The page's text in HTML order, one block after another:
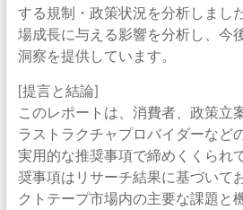
する規制・政策状況を分析しまし
場成長に与える影響を分析し、今
洞察を提供しています。
[提言と結論]
このレポートは、消費者、政策立
ラストラクチャプロバイダーなど
実用的な推奨事項で締めくくられ
奨事項はリサーチ結果に基づいて
クトテープ市場内の主要な課題と